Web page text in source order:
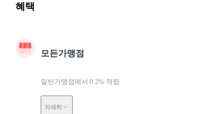
혜택
모든가맹점
일반가맹점에서 0.2% 적립
자세히